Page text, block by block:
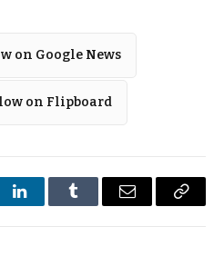
on Google News
on Flipboard
LinkedInTumblr Email
Copy